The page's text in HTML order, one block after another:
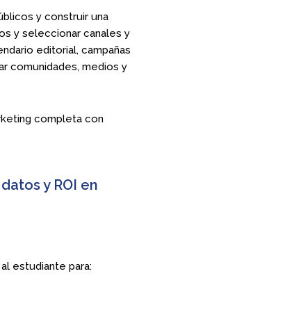
y construir una
y seleccionar canales y
editorial, campañas
comunidades, medios y
completa con
y ROI en
estudiante para: